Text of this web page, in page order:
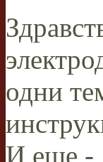
одни
И еще -